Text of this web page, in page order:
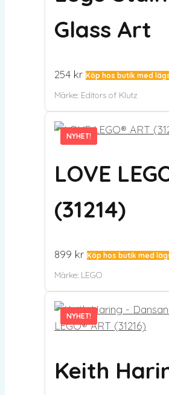
Glass Art
254 kr Köp hos butik med
Märke: Editors of Klutz
NYHET!
NYHET!
LOVE
(31214)
899 kr Köp hos butik med
Märke: LEGO
NYHET!
NYHET!
Keith